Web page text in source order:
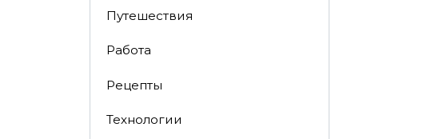
Путешествия
Работа
Рецепты
Технологии